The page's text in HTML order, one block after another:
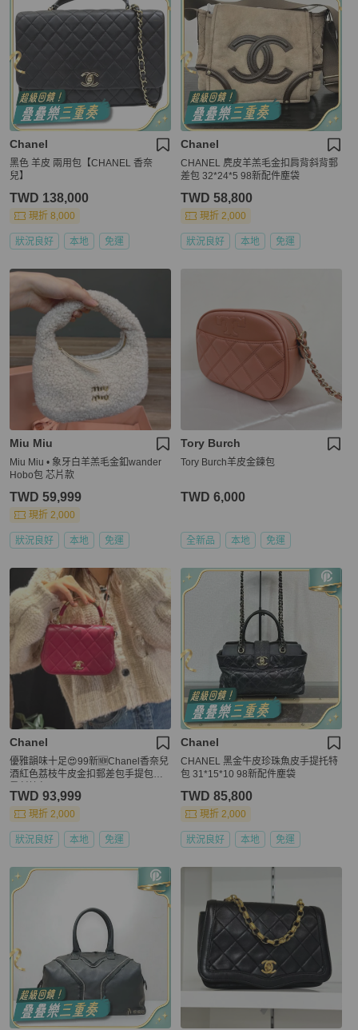
Chanel
黑色 羊皮 兩用包【CHANEL 香奈
兒】
TWD 138,000
現折 8,000
狀況良好 本地 免運
Chanel
CHANEL 麂皮羊羔毛金扣肩背斜背郵
差包 32*24*5 98新配件塵袋
TWD 58,800
現折 2,000
狀況良好 本地 免運
Miu Miu
Miu Miu • 象牙白羊羔毛金釦wander
Hobo包 芯片款
TWD 59,999
現折 2,000
狀況良好 本地 免運
Tory Burch
Tory Burch羊皮金鍊包
TWD 6,000
全新品 本地 免運
Chanel
優雅韻味十足😍99新🆕Chanel香奈兒
酒紅色荔枝牛皮金扣郵差包手提包單
TWD 93,999
現折 2,000
狀況良好 本地 免運
Chanel
CHANEL 黑金牛皮珍珠魚皮手提托特
包 31*15*10 98新配件塵袋
TWD 85,800
現折 2,000
狀況良好 本地 免運